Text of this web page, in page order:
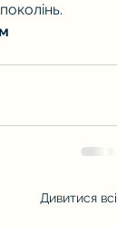
Дивитися всі